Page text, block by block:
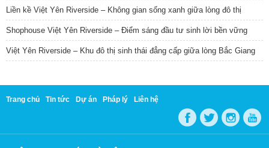
Liền kề Việt Yên Riverside – Không gian sống xanh giữa lòng đô thị
Shophouse Việt Yên Riverside – Điểm sáng đầu tư sinh lời bền vững
Việt Yên Riverside – Khu đô thị sinh thái đẳng cấp giữa lòng Bắc Giang
Trang chủ Tin tức Dự án Pháp lý Liên hệ